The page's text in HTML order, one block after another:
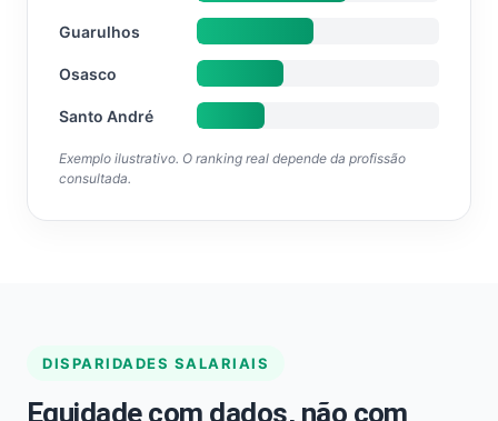
Guarulhos
Osasco
Santo André
Exemplo ilustrativo. O ranking real depende da profissão
consultada.
DISPARIDADES SALARIAIS
Equidade com dados, não com